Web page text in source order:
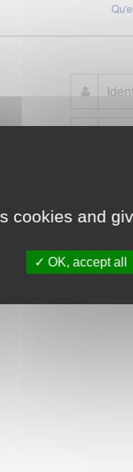
cookies and
OK, accept all
Mot de